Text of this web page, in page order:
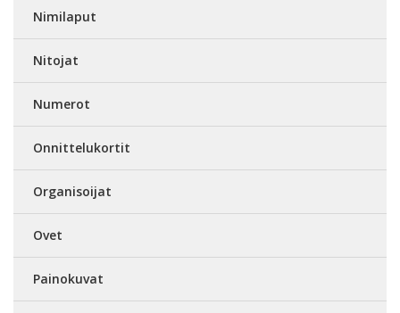
Nimilaput
Nitojat
Numerot
Onnittelukortit
Organisoijat
Ovet
Painokuvat